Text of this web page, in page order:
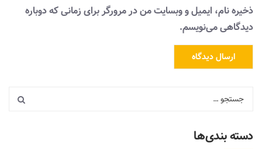
ذخیره نام، ایمیل و وبسایت من در مرورگر برای زمانی که دوباره
دیدگاهی می‌نویسم.
دسته بندی‌ها